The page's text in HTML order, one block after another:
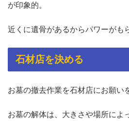
が印象的。
近くに遺骨があるからパワーがも
石材店を決める
お墓の撤去作業を石材店にお願い
お墓の解体は、大きさや場所によ